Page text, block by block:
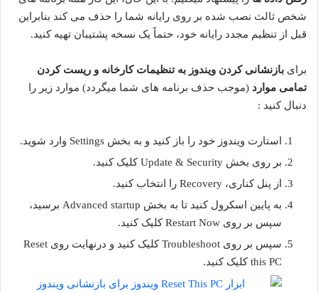
شخص ثالث نصب شده بر روی رایانه شما را حذف می کند بنابراین
قبل از تنظیم مجدد رایانه خود، حتماً یک نسخه پشتیبان تهیه کنید.
برای بازنشانی کردن ویندوز به تنظیمات کارخانه و ریست کردن
تمامی موارد (موجب حذف برنامه های شما میگردد) موارد زیر را
دنبال کنید :
استارت ویندوز خود را باز کنید و به بخش Settings وارد شوید.
بر روی بخش Update & Security کلیک کنید.
از پنل کناری، Recovery را انتخاب کنید.
به پایین اسکرول کنید تا به بخش Advanced startup برسید،
سپس بر روی Restart Now کلیک کنید.
سپس بر روی Troubleshoot کلیک کنید و درنهایت روی Reset
this PC کلیک کنید.